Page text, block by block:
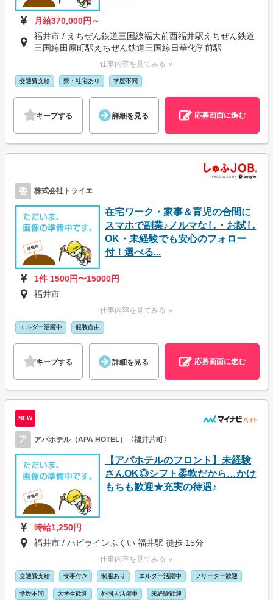
月給370,000円～
福井市 / えちぜん鉄道三国線福大前西福井駅えちぜん鉄道
三国線田原町駅えちぜん鉄道三国線日華化学前駅
仕事内容を見てみる ∨
交通費支給 寮・社宅あり 学歴不問
キープする 詳細を見る 応募画面に進む
委 株式会社トライエ
在宅ワーク・家事＆育児の合間に
スマホで副業♪ノルマなし・お試し
OK・未経験でも安心のフォロー
付！選べる...
1件 1500円〜15000円
福井市
仕事内容を見てみる ∨
エルダー活躍中 服装自由
キープする 詳細を見る 応募画面に進む
NEW
ア アパホテル（APA HOTEL）〈福井片町〉
【アパホテルのフロント】未経験
さんOK◎シフト柔軟だから…かけ
もちも歓迎★充実の待遇♪
時給1,250円
福井市 / ハピラインふくい 福井駅 徒歩 15分
仕事内容を見てみる ∨
交通費支給 食事付き 制服あり エルダー活躍中 フリーター歓迎
学歴不問 大学生歓迎 外国人活躍中 未経験歓迎